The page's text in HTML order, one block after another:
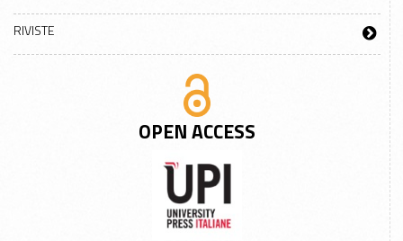
RIVISTE
OPEN ACCESS